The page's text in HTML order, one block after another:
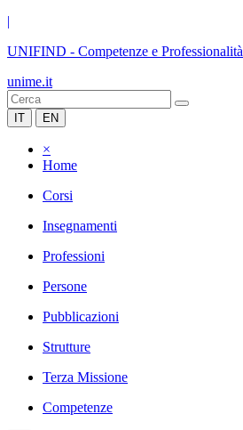
|
UNIFIND - Competenze e Professionalità
unime.it
IT EN
×
Home
Corsi
Insegnamenti
Professioni
Persone
Pubblicazioni
Strutture
Terza Missione
Competenze